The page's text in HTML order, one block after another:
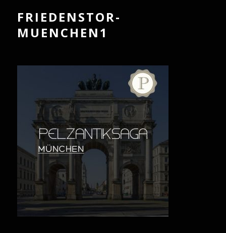
FRIEDENSTOR-
MUENCHEN1